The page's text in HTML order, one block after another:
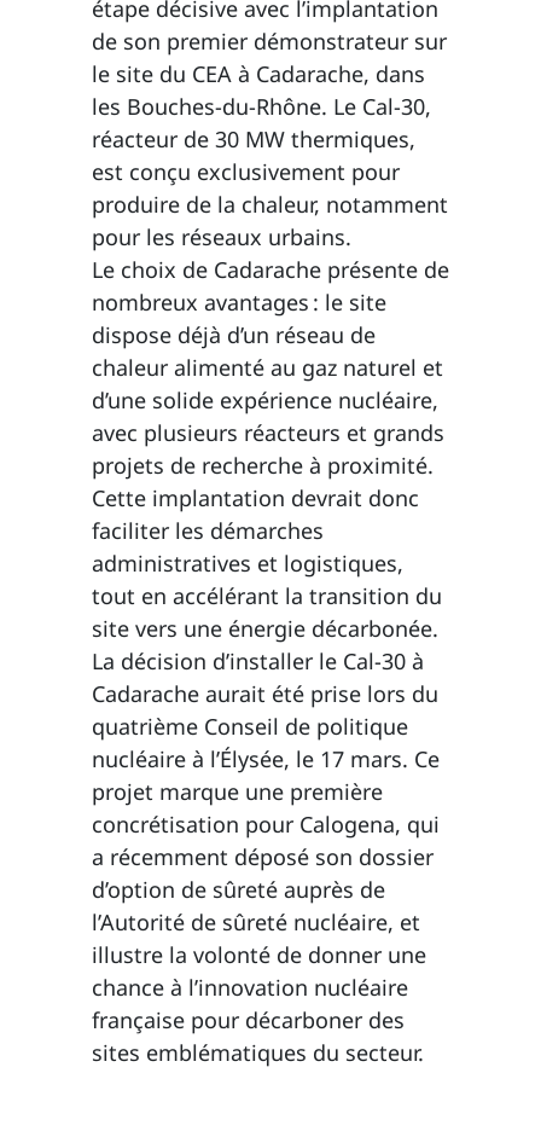
étape décisive avec l’implantation
de son premier démonstrateur sur
le site du CEA à Cadarache, dans
les Bouches-du-Rhône. Le Cal-30,
réacteur de 30 MW thermiques,
est conçu exclusivement pour
produire de la chaleur, notamment
pour les réseaux urbains.
Le choix de Cadarache présente de
nombreux avantages : le site
dispose déjà d’un réseau de
chaleur alimenté au gaz naturel et
d’une solide expérience nucléaire,
avec plusieurs réacteurs et grands
projets de recherche à proximité.
Cette implantation devrait donc
faciliter les démarches
administratives et logistiques,
tout en accélérant la transition du
site vers une énergie décarbonée.
La décision d’installer le Cal-30 à
Cadarache aurait été prise lors du
quatrième Conseil de politique
nucléaire à l’Élysée, le 17 mars. Ce
projet marque une première
concrétisation pour Calogena, qui
a récemment déposé son dossier
d’option de sûreté auprès de
l’Autorité de sûreté nucléaire, et
illustre la volonté de donner une
chance à l’innovation nucléaire
française pour décarboner des
sites emblématiques du secteur.